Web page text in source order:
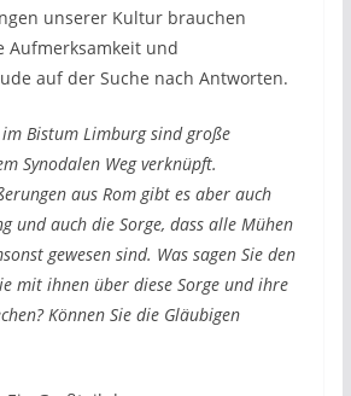
unserer Kultur brauchen
Aufmerksamkeit und
auf der Suche nach Antworten.
Bistum Limburg sind große
Synodalen Weg verknüpft.
aus Rom gibt es aber auch
und auch die Sorge, dass alle Mühen
gewesen sind. Was sagen Sie den
mit ihnen über diese Sorge und ihre
Können Sie die Gläubigen